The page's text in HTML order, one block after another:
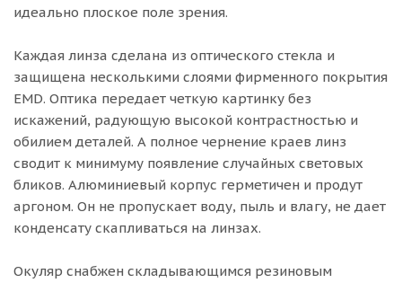
идеально плоское поле зрения.
Каждая линза сделана из оптического стекла и
защищена несколькими слоями фирменного покрытия
EMD. Оптика передает четкую картинку без
искажений, радующую высокой контрастностью и
обилием деталей. А полное чернение краев линз
сводит к минимуму появление случайных световых
бликов. Алюминиевый корпус герметичен и продут
аргоном. Он не пропускает воду, пыль и влагу, не дает
конденсату скапливаться на линзах.
Окуляр снабжен складывающимся резиновым